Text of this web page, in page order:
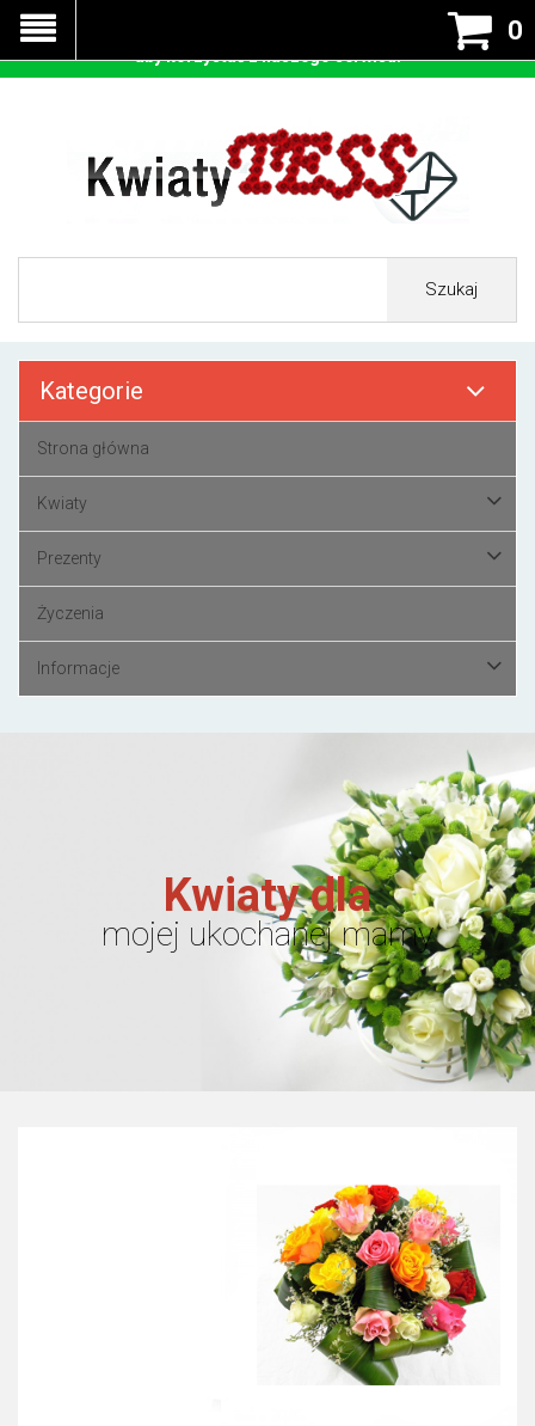
0
Szukaj
Kategorie
Strona główna
Kwiaty
Prezenty
Życzenia
Informacje
Kwiaty dla
mojej ukochanej mamy
Nasza strona korzysta z cookies - czyli tzw ciastek w celu
prawidłowego działania. Zaakceptuj przyjmowanie cookies
aby korzystać z naszego serwisu.